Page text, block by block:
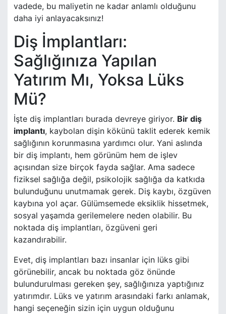
vadede, bu maliyetin ne kadar anlamlı olduğunu
daha iyi anlayacaksınız!
Diş İmplantları:
Sağlığınıza Yapılan
Yatırım Mı, Yoksa Lüks
Mü?
İşte diş implantları burada devreye giriyor. Bir diş
implantı, kaybolan dişin kökünü taklit ederek kemik
sağlığının korunmasına yardımcı olur. Yani aslında
bir diş implantı, hem görünüm hem de işlev
açısından size birçok fayda sağlar. Ama sadece
fiziksel sağlığa değil, psikolojik sağlığa da katkıda
bulunduğunu unutmamak gerek. Diş kaybı, özgüven
kaybına yol açar. Gülümsemede eksiklik hissetmek,
sosyal yaşamda gerilemelere neden olabilir. Bu
noktada diş implantları, özgüveni geri
kazandırabilir.
Evet, diş implantları bazı insanlar için lüks gibi
görünebilir, ancak bu noktada göz önünde
bulundurulması gereken şey, sağlığınıza yaptığınız
yatırımdır. Lüks ve yatırım arasındaki farkı anlamak,
hangi seçeneğin sizin için uygun olduğunu